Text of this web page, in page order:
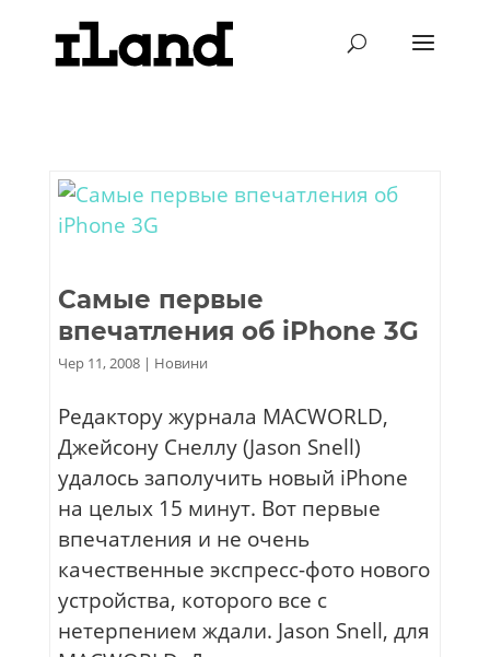
Самые первые
впечатления об iPhone 3G
Чер 11, 2008| Новини
Редактору журнала MACWORLD,
Джейсону Снеллу (Jason Snell)
удалось заполучить новый iPhone
на целых 15 минут. Вот первые
впечатления и не очень
качественные экспресс-фото нового
устройства, которого все с
нетерпением ждали. Jason Snell, для